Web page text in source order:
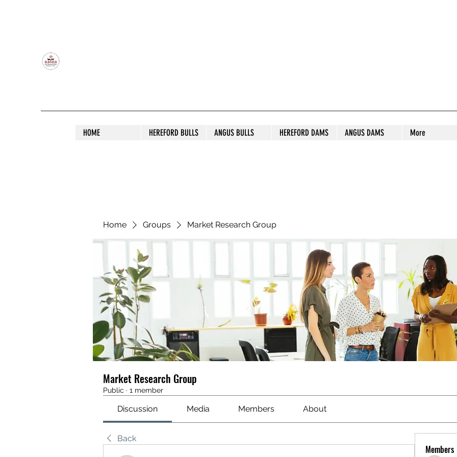
HOME HEREFORD BULLS ANGUS BULLS HEREFORD DAMS ANGUS DAMS More
Home Groups Market Research Group
Market Research Group
Public · 1 member
Discussion Media Members About
Back
Members